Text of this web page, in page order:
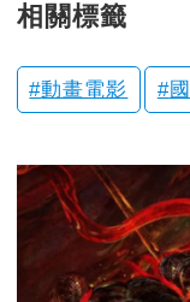
相關標籤
動畫電影